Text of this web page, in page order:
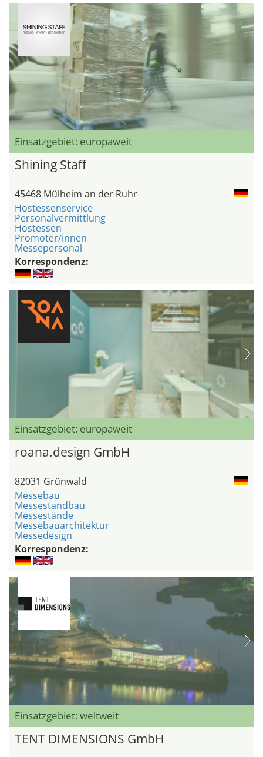
Einsatzgebiet: europaweit
Shining Staff
45468 Mülheim an der Ruhr
Hostessenservice
Personalvermittlung
Hostessen
Promoter/innen
Messepersonal
Korrespondenz:
Einsatzgebiet: europaweit
roana.design GmbH
82031 Grünwald
Messebau
Messestandbau
Messestände
Messebauarchitektur
Messedesign
Korrespondenz:
Einsatzgebiet: weltweit
TENT DIMENSIONS GmbH